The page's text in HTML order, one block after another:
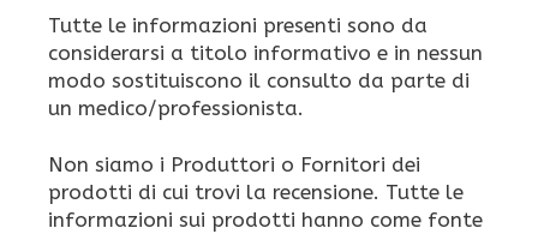
Tutte le informazioni presenti sono da
considerarsi a titolo informativo e in nessun
modo sostituiscono il consulto da parte di
un medico/professionista.
Non siamo i Produttori o Fornitori dei
prodotti di cui trovi la recensione. Tutte le
informazioni sui prodotti hanno come fonte